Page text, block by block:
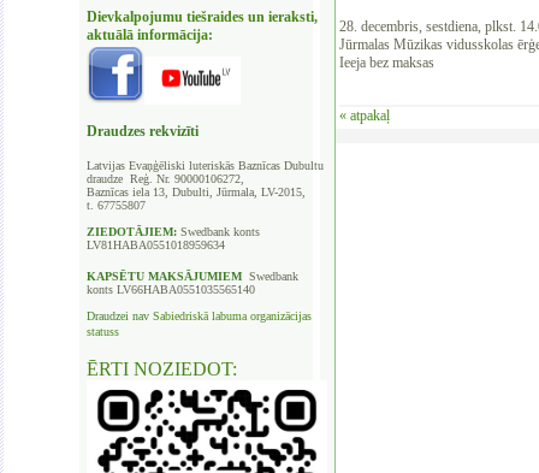
Dievkalpojumu tiešraides un ieraksti,
aktuālā informācija:
Draudzes rekvizīti
Latvijas Evaņģēliski luteriskās Baznīcas Dubultu
draudze Reģ. Nr. 90000106272,
Baznīcas iela 13, Dubulti, Jūrmala, LV-2015,
t. 67755807
ZIEDOTĀJIEM: Swedbank konts
LV81HABA0551018959634
KAPSĒTU MAKSĀJUMIEM Swedbank
konts LV66HABA0551035565140
Draudzei nav Sabiedriskā labuma organizācijas
statuss
ĒRTI NOZIEDOT:
28. decembris, sestdiena, plkst.
Jūrmalas Mūzikas vidusskolas
Ieeja bez maksas
« atpakaļ